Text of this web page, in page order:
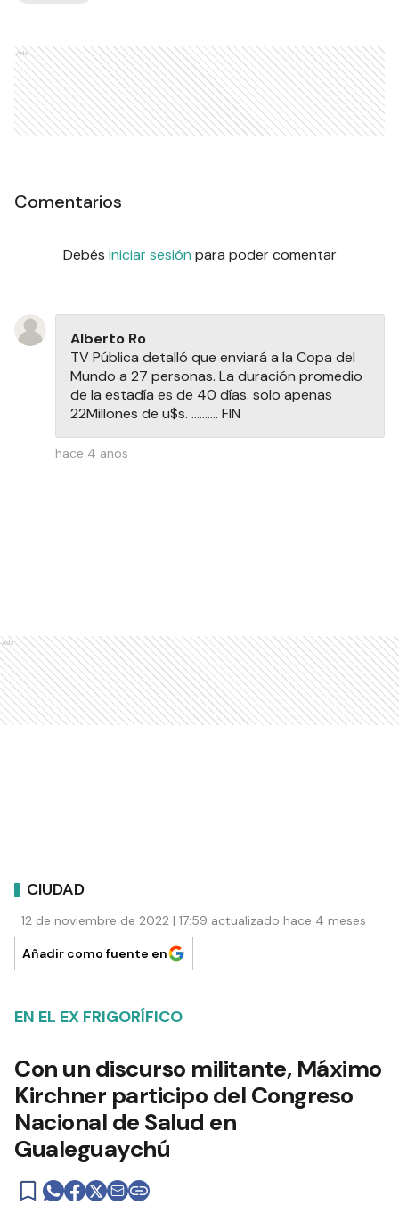
Ads
Comentarios
Debés iniciar sesión para poder comentar
Alberto Ro
TV Pública detalló que enviará a la Copa del
Mundo a 27 personas. La duración promedio
de la estadía es de 40 días. solo apenas
22Millones de u$s. .......... FIN
hace 4 años
Ads
CIUDAD
12 de noviembre de 2022 | 17:59 actualizado hace 4 meses
Añadir como fuente en
EN EL EX FRIGORÍFICO
Con un discurso militante, Máximo
Kirchner participo del Congreso
Nacional de Salud en
Gualeguaychú